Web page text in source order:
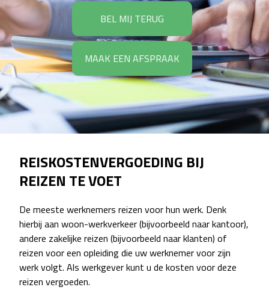
BEL MIJ TERUG
MAAK EEN AFSPRAAK
REISKOSTENVERGOEDING BIJ
REIZEN TE VOET
De meeste werknemers reizen voor hun werk. Denk
hierbij aan woon-werkverkeer (bijvoorbeeld naar kantoor),
andere zakelijke reizen (bijvoorbeeld naar klanten) of
reizen voor een opleiding die uw werknemer voor zijn
werk volgt. Als werkgever kunt u de kosten voor deze
reizen vergoeden.